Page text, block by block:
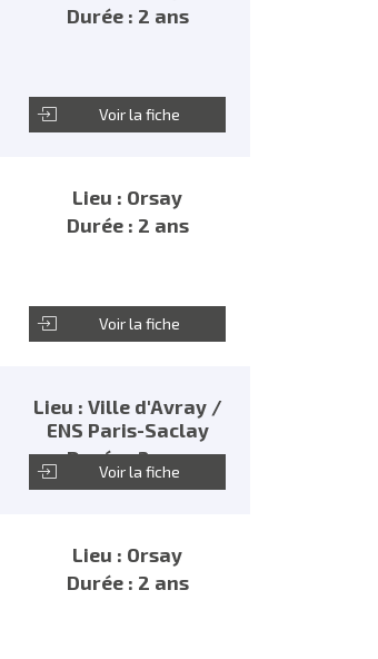
Durée : 2 ans
Voir la fiche
Lieu : Orsay
Durée : 2 ans
Voir la fiche
Lieu : Ville d'Avray /
ENS Paris-Saclay
Durée : 2 ans
Voir la fiche
Lieu : Orsay
Durée : 2 ans